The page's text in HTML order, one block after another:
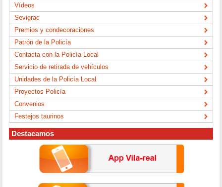
Vídeos
Sevigrac
Premios y condecoraciones
Patrón de la Policía
Contacta con la Policía Local
Servicio de retirada de vehículos
Unidades de la Policía Local
Proyectos Policía
Convenios
Festejos taurinos
Destacamos